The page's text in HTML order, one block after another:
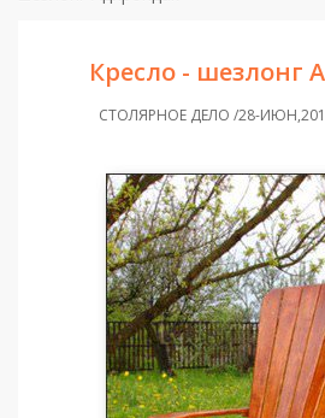
Кресло - шезлонг
СТОЛЯРНОЕ ДЕЛО /28-